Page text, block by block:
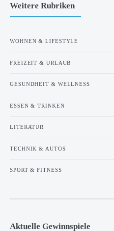
überaus schwierig.
Einem grippalen Infekt
Es gibt aber noch andere
grippalen Infekt kommen zu
vorzubeugen. Dazu können
Es empfiehlt sich, die einzelnen
Stärkung des
Oft ist ein geschwächtes
Erkältung verantwortlich. Um es
zu machen, sich im Organismus
Immunsystem daher gestärkt
gelten eine gesunde
und Gemüse, ausreichend Ruhe
Stresssituationen sowie
Gerade häufiger Stress wirkt sich
Weitere Rubriken
WOHNEN & LIFESTYLE
FREIZEIT & URLAUB
GESUNDHEIT & WELLNESS
ESSEN & TRINKEN
LITERATUR
TECHNIK & AUTOS
SPORT & FITNESS
Aktuelle Gewinnspiele